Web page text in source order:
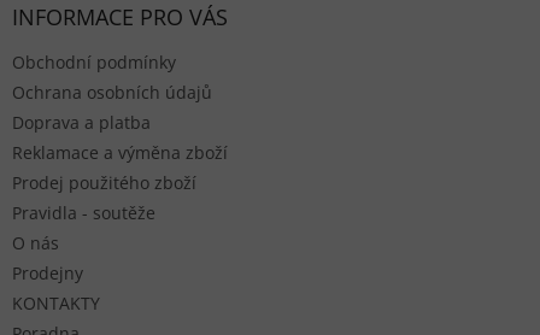
INFORMACE PRO VÁS
Obchodní podmínky
Ochrana osobních údajů
Doprava a platba
Reklamace a výměna zboží
Prodej použitého zboží
Pravidla - soutěže
O nás
Prodejny
KONTAKTY